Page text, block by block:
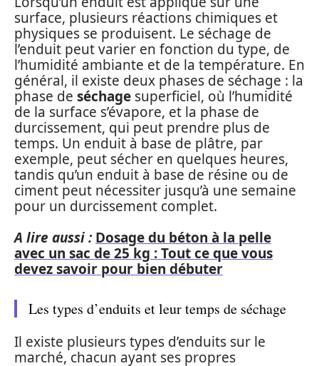
surface, plusieurs réactions chimiques et
physiques se produisent. Le séchage de
l’enduit peut varier en fonction du type, de
l’humidité ambiante et de la température. En
général, il existe deux phases de séchage : la
phase de séchage superficiel, où l’humidité
de la surface s’évapore, et la phase de
durcissement, qui peut prendre plus de
temps. Un enduit à base de plâtre, par
exemple, peut sécher en quelques heures,
tandis qu’un enduit à base de résine ou de
ciment peut nécessiter jusqu’à une semaine
pour un durcissement complet.
A lire aussi : Dosage du béton à la pelle
avec un sac de 25 kg : Tout ce que vous
devez savoir pour bien débuter
Les types d’enduits et leur temps de séchage
Il existe plusieurs types d’enduits sur le
marché, chacun ayant ses propres